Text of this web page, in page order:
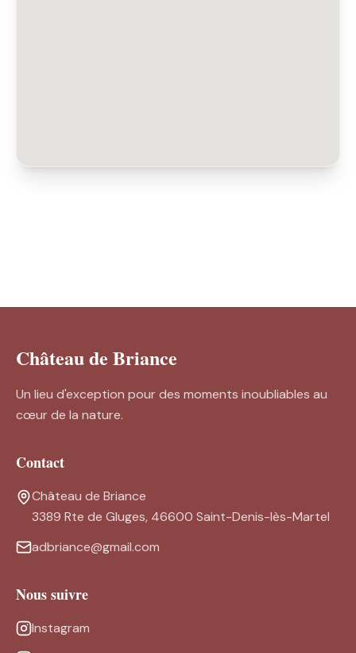
Château de Briance
Un lieu d'exception pour des moments inoubliables au
cœur de la nature.
Contact
Château de Briance
3389 Rte de Gluges, 46600 Saint-Denis-lès-Martel
adbriance@gmail.com
Nous suivre
Instagram